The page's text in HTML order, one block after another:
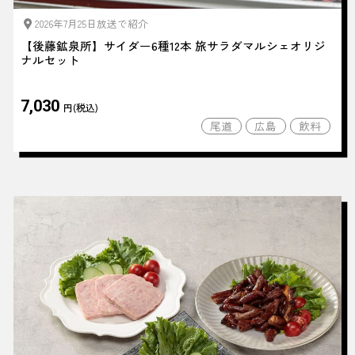
2026年7月25日放送で紹介
【後藤鉱泉所】サイダー6種12本 旅サラダマルシェオリジ
ナルセット
7,030 円(税込)
尾道 広島 飲料